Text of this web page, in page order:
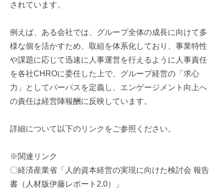
されています。
例えば、ある会社では、グループ全体の成長に向けて多
様な個を活かすため、取組を体系化しており、事業特性
や課題に応じて迅速に人事運営を行えるように人事責任
を各社CHROに委任した上で、グループ経営の「求心
力」としてパーパスを定義し、エンゲージメント向上へ
の責任は経営陣報酬に反映しています。
詳細について以下のリンクをご参照ください。
※関連リンク
〇経済産業省「人的資本経営の実現に向けた検討会 報告
書（人材版伊藤レポート 2.0）」